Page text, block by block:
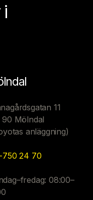
11
90 Mölndal
anläggning)
750 24 70
08:00–